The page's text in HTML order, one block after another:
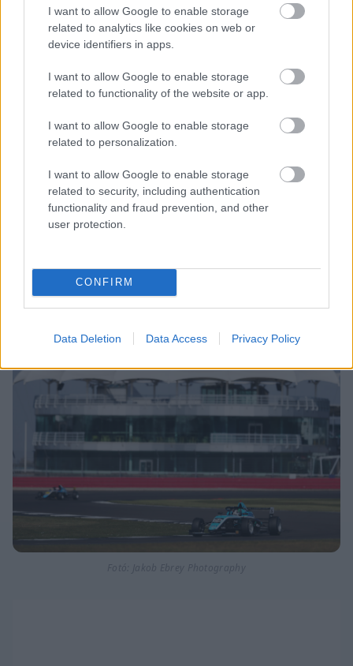
I want to allow Google to enable storage
related to analytics like cookies on web or
device identifiers in apps.
I want to allow Google to enable storage
related to functionality of the website or app.
I want to allow Google to enable storage
related to personalization.
I want to allow Google to enable storage
related to security, including authentication
functionality and fraud prevention, and other
user protection.
CONFIRM
Data Deletion Data Access Privacy Policy
versenyidőt veszítünk” – mutatott rá a
Hungarian Motorsport Academy (HMA)
versenyzője.
Mivel dupla hétvégéről van szó, Martin kint
maradt Angliában és sok időt töltött a Virtuosi
központjában, ahol a csapattal közösen
kielemezte az elmúlt hétvégét és elkezdett
ráhangolódni a következőre. Szerdán már
csütörtökön következnek az edzések, péntektől
pedig már ismét élesben zajlik majd a küzdelem.